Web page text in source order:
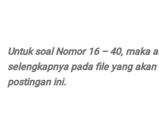
Untuk soal Nomor 16 – 40, maka
selengkapnya pada file yang
postingan ini.